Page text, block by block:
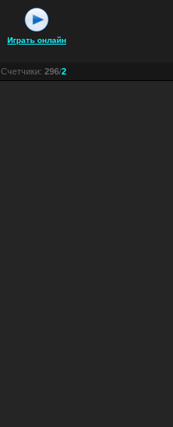
Играть онлайн
Счетчики: 296/2